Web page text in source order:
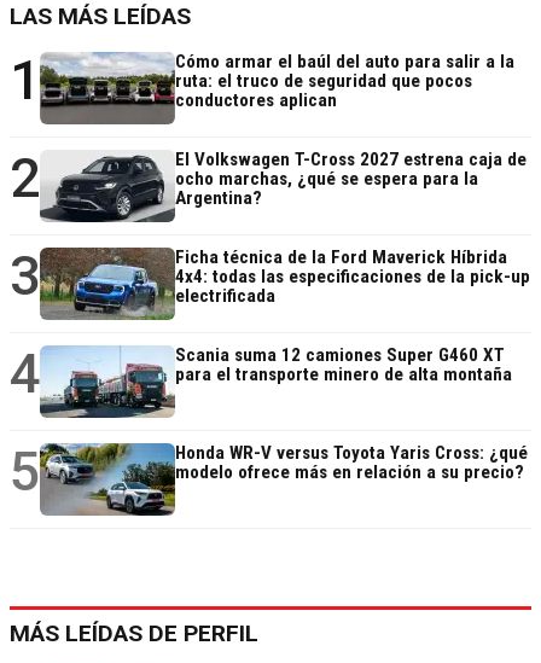
LAS MÁS LEÍDAS
1
Cómo armar el baúl del auto para salir a la
ruta: el truco de seguridad que pocos
conductores aplican
2
El Volkswagen T-Cross 2027 estrena caja de
ocho marchas, ¿qué se espera para la
Argentina?
3
Ficha técnica de la Ford Maverick Híbrida
4x4: todas las especificaciones de la pick-up
electrificada
4
Scania suma 12 camiones Super G460 XT
para el transporte minero de alta montaña
5
Honda WR-V versus Toyota Yaris Cross: ¿qué
modelo ofrece más en relación a su precio?
MÁS LEÍDAS DE PERFIL